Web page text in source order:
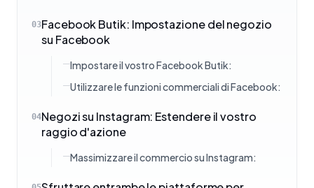
03Facebook Butik: Impostazione del negozio
su Facebook
Impostare il vostro Facebook Butik:
Utilizzare le funzioni commerciali di Facebook:
04Negozi su Instagram: Estendere il vostro
raggio d'azione
Massimizzare il commercio su Instagram: